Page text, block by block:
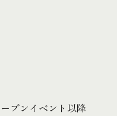
プンイベント以降